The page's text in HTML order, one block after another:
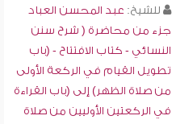
للشيخ: عبد المحسن العباد
جزء من محاضرة ( شرح سنن
النسائي - كتاب الافتتاح - (باب
تطويل القيام في الركعة الأولى
من صلاة الظهر) إلى (باب القراءة
في الركعتين الأوليين من صلاة